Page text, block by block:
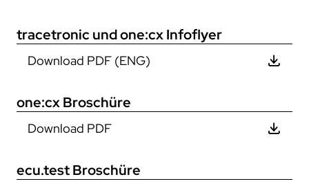
tracetronic undone:cxInfoflyer
Download PDF (ENG)
one:cx Broschüre
Download PDF
ecu.testBroschüre